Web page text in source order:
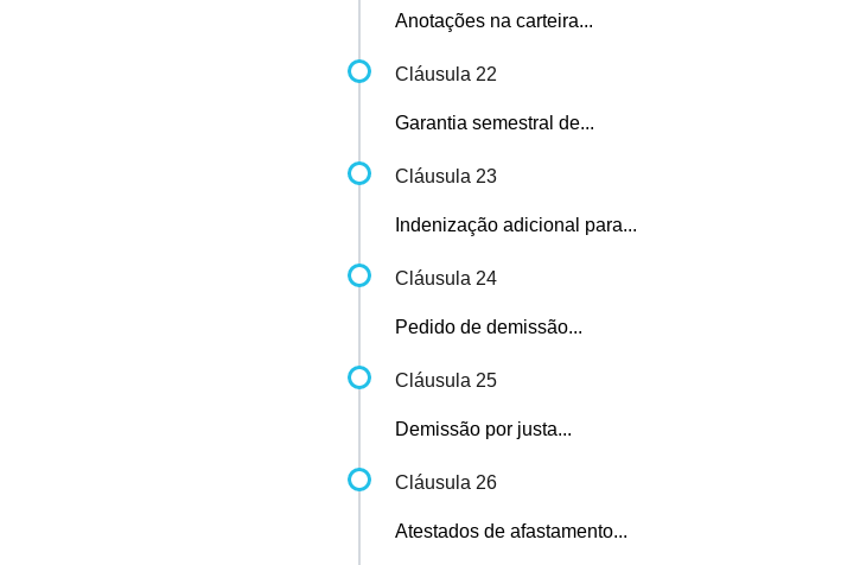
Anotações na carteira...
Cláusula 22
Garantia semestral de...
Cláusula 23
Indenização adicional para...
Cláusula 24
Pedido de demissão...
Cláusula 25
Demissão por justa...
Cláusula 26
Atestados de afastamento...